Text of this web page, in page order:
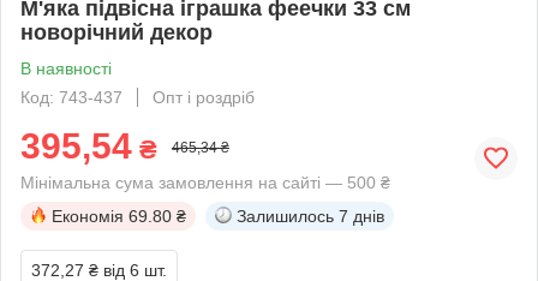
М'яка підвісна іграшка феечки 33 см
новорічний декор
В наявності
Код: 743-437
Опт і роздріб
395,54 ₴ 465,34 ₴
Мінімальна сума замовлення на сайті — 500 ₴
Економія 69.80 ₴ Залишилось 7 днів
372,27 ₴ від 6 шт.